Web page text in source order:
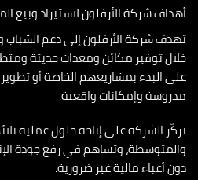
أهداف شركة الأرفلون لاستيراد وبيع
تهدف شركة الأرفلون إلى دعم الشباب
خلال توفير مكائن ومعدات حديثة
على البدء بمشاريعهم الخاصة أو
مدروسة وإمكانات واقعية.
تركّز الشركة على إتاحة حلول عملية
والمتوسطة، وتساهم في رفع جودة
دون أعباء مالية غير ضرورية.